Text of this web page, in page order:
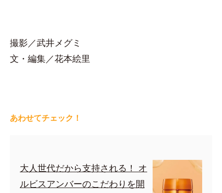
撮影／武井メグミ
文・編集／花本絵里
あわせてチェック！
大人世代だから支持される！ オ
ルビスアンバーのこだわりを開